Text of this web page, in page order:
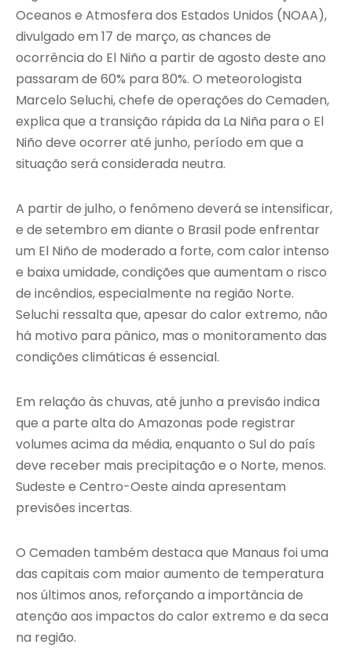
Oceanos e Atmosfera dos Estados Unidos (NOAA),
divulgado em 17 de março, as chances de
ocorrência do El Niño a partir de agosto deste ano
passaram de 60% para 80%. O meteorologista
Marcelo Seluchi, chefe de operações do Cemaden,
explica que a transição rápida da La Niña para o El
Niño deve ocorrer até junho, período em que a
situação será considerada neutra.
A partir de julho, o fenômeno deverá se intensificar,
e de setembro em diante o Brasil pode enfrentar
um El Niño de moderado a forte, com calor intenso
e baixa umidade, condições que aumentam o risco
de incêndios, especialmente na região Norte.
Seluchi ressalta que, apesar do calor extremo, não
há motivo para pânico, mas o monitoramento das
condições climáticas é essencial.
Em relação às chuvas, até junho a previsão indica
que a parte alta do Amazonas pode registrar
volumes acima da média, enquanto o Sul do país
deve receber mais precipitação e o Norte, menos.
Sudeste e Centro-Oeste ainda apresentam
previsões incertas.
O Cemaden também destaca que Manaus foi uma
das capitais com maior aumento de temperatura
nos últimos anos, reforçando a importância de
atenção aos impactos do calor extremo e da seca
na região.